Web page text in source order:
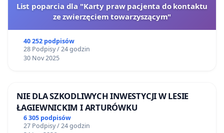
List poparcia dla "Karty praw pacjenta do kontaktu
ze zwierzęciem towarzyszącym"
40 252 podpisów
28 Podpisy / 24 godzin
30 Nov 2025
NIE DLA SZKODLIWYCH INWESTYCJI W LESIE
ŁAGIEWNICKIM I ARTURÓWKU
6 305 podpisów
27 Podpisy / 24 godzin